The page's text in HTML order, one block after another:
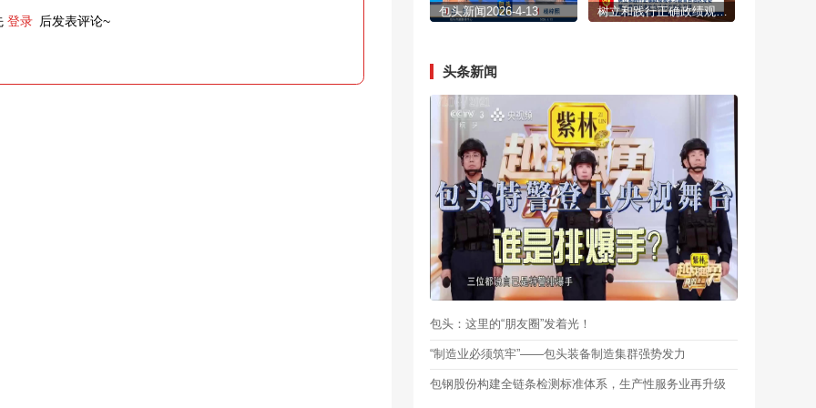
登录 后发表评论~
包头新闻2026-4-13 树立和践行正确政绩观学习教育自治区党委第二督导组进驻包头市见面会召开
头条新闻
包头：这里的“朋友圈”发着光！
“制造业必须筑牢”——包头装备制造集群强势发力
包钢股份构建全链条检测标准体系，生产性服务业再升级